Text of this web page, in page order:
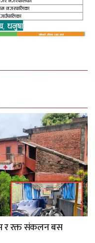
र रक्त संकलन बस